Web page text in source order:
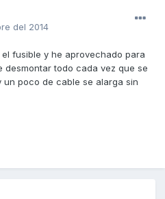
del 2014
fusible y he aprovechado para
desmontar todo cada vez que se
poco de cable se alarga sin